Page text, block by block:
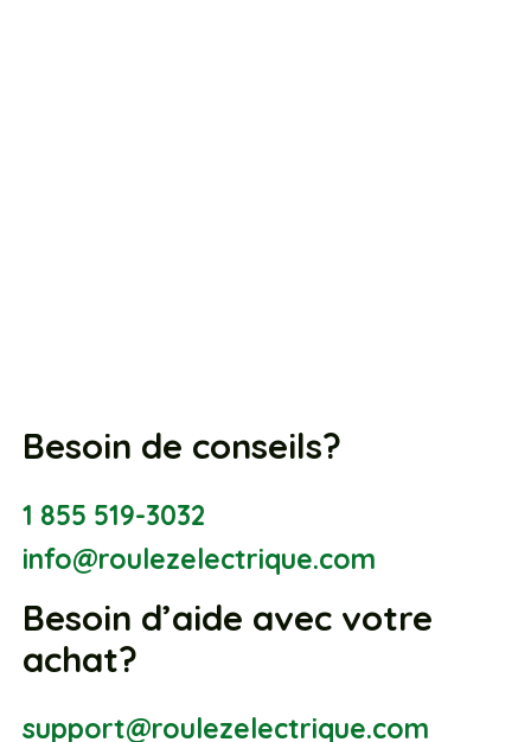
Besoin de conseils?
1 855 519-3032
info@roulezelectrique.com
Besoin d’aide avec votre
achat?
support@roulezelectrique.com